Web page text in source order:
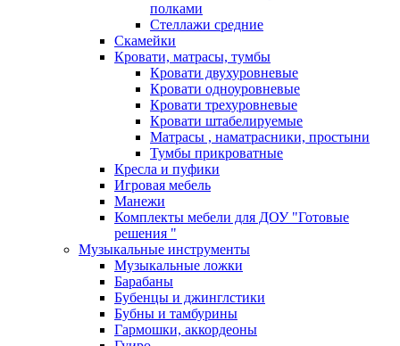
полками
Стеллажи средние
Скамейки
Кровати, матрасы, тумбы
Кровати двухуровневые
Кровати одноуровневые
Кровати трехуровневые
Кровати штабелируемые
Матрасы , наматрасники, простыни
Тумбы прикроватные
Кресла и пуфики
Игровая мебель
Манежи
Комплекты мебели для ДОУ "Готовые
решения "
Музыкальные инструменты
Музыкальные ложки
Барабаны
Бубенцы и джинглстики
Бубны и тамбурины
Гармошки, аккордеоны